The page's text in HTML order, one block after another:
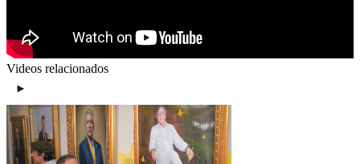
Videos relacionados